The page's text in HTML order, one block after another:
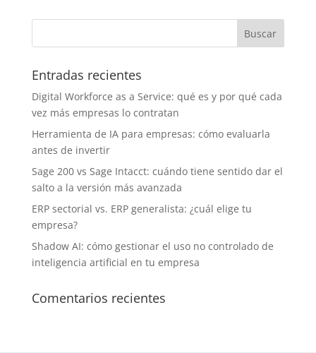
Entradas recientes
Digital Workforce as a Service: qué es y por qué cada
vez más empresas lo contratan
Herramienta de IA para empresas: cómo evaluarla
antes de invertir
Sage 200 vs Sage Intacct: cuándo tiene sentido dar el
salto a la versión más avanzada
ERP sectorial vs. ERP generalista: ¿cuál elige tu
empresa?
Shadow AI: cómo gestionar el uso no controlado de
inteligencia artificial en tu empresa
Comentarios recientes